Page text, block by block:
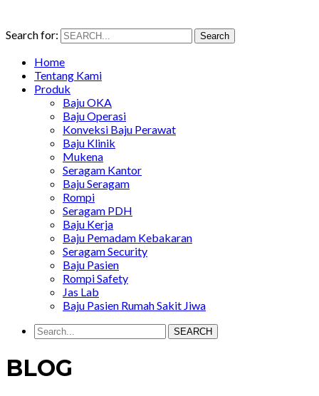
Search for: Search
Home
Tentang Kami
Produk
Baju OKA
Baju Operasi
Konveksi Baju Perawat
Baju Klinik
Mukena
Seragam Kantor
Baju Seragam
Rompi
Seragam PDH
Baju Kerja
Baju Pemadam Kebakaran
Seragam Security
Baju Pasien
Rompi Safety
Jas Lab
Baju Pasien Rumah Sakit Jiwa
SEARCH
BLOG